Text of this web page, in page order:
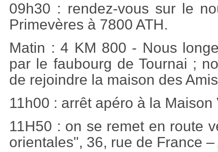
09h30 : rendez-vous sur le
Primevères à 7800 ATH.
Matin : 4 KM 800 - Nous
par le faubourg de Tournai ;
de rejoindre la maison des
11h00 : arrêt apéro à la
11H50 : on se remet en route
orientales", 36, rue de France